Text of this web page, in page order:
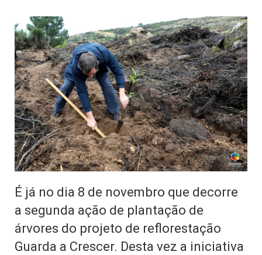
É já no dia 8 de novembro que decorre
a segunda ação de plantação de
árvores do projeto de reflorestação
Guarda a Crescer. Desta vez a iniciativa